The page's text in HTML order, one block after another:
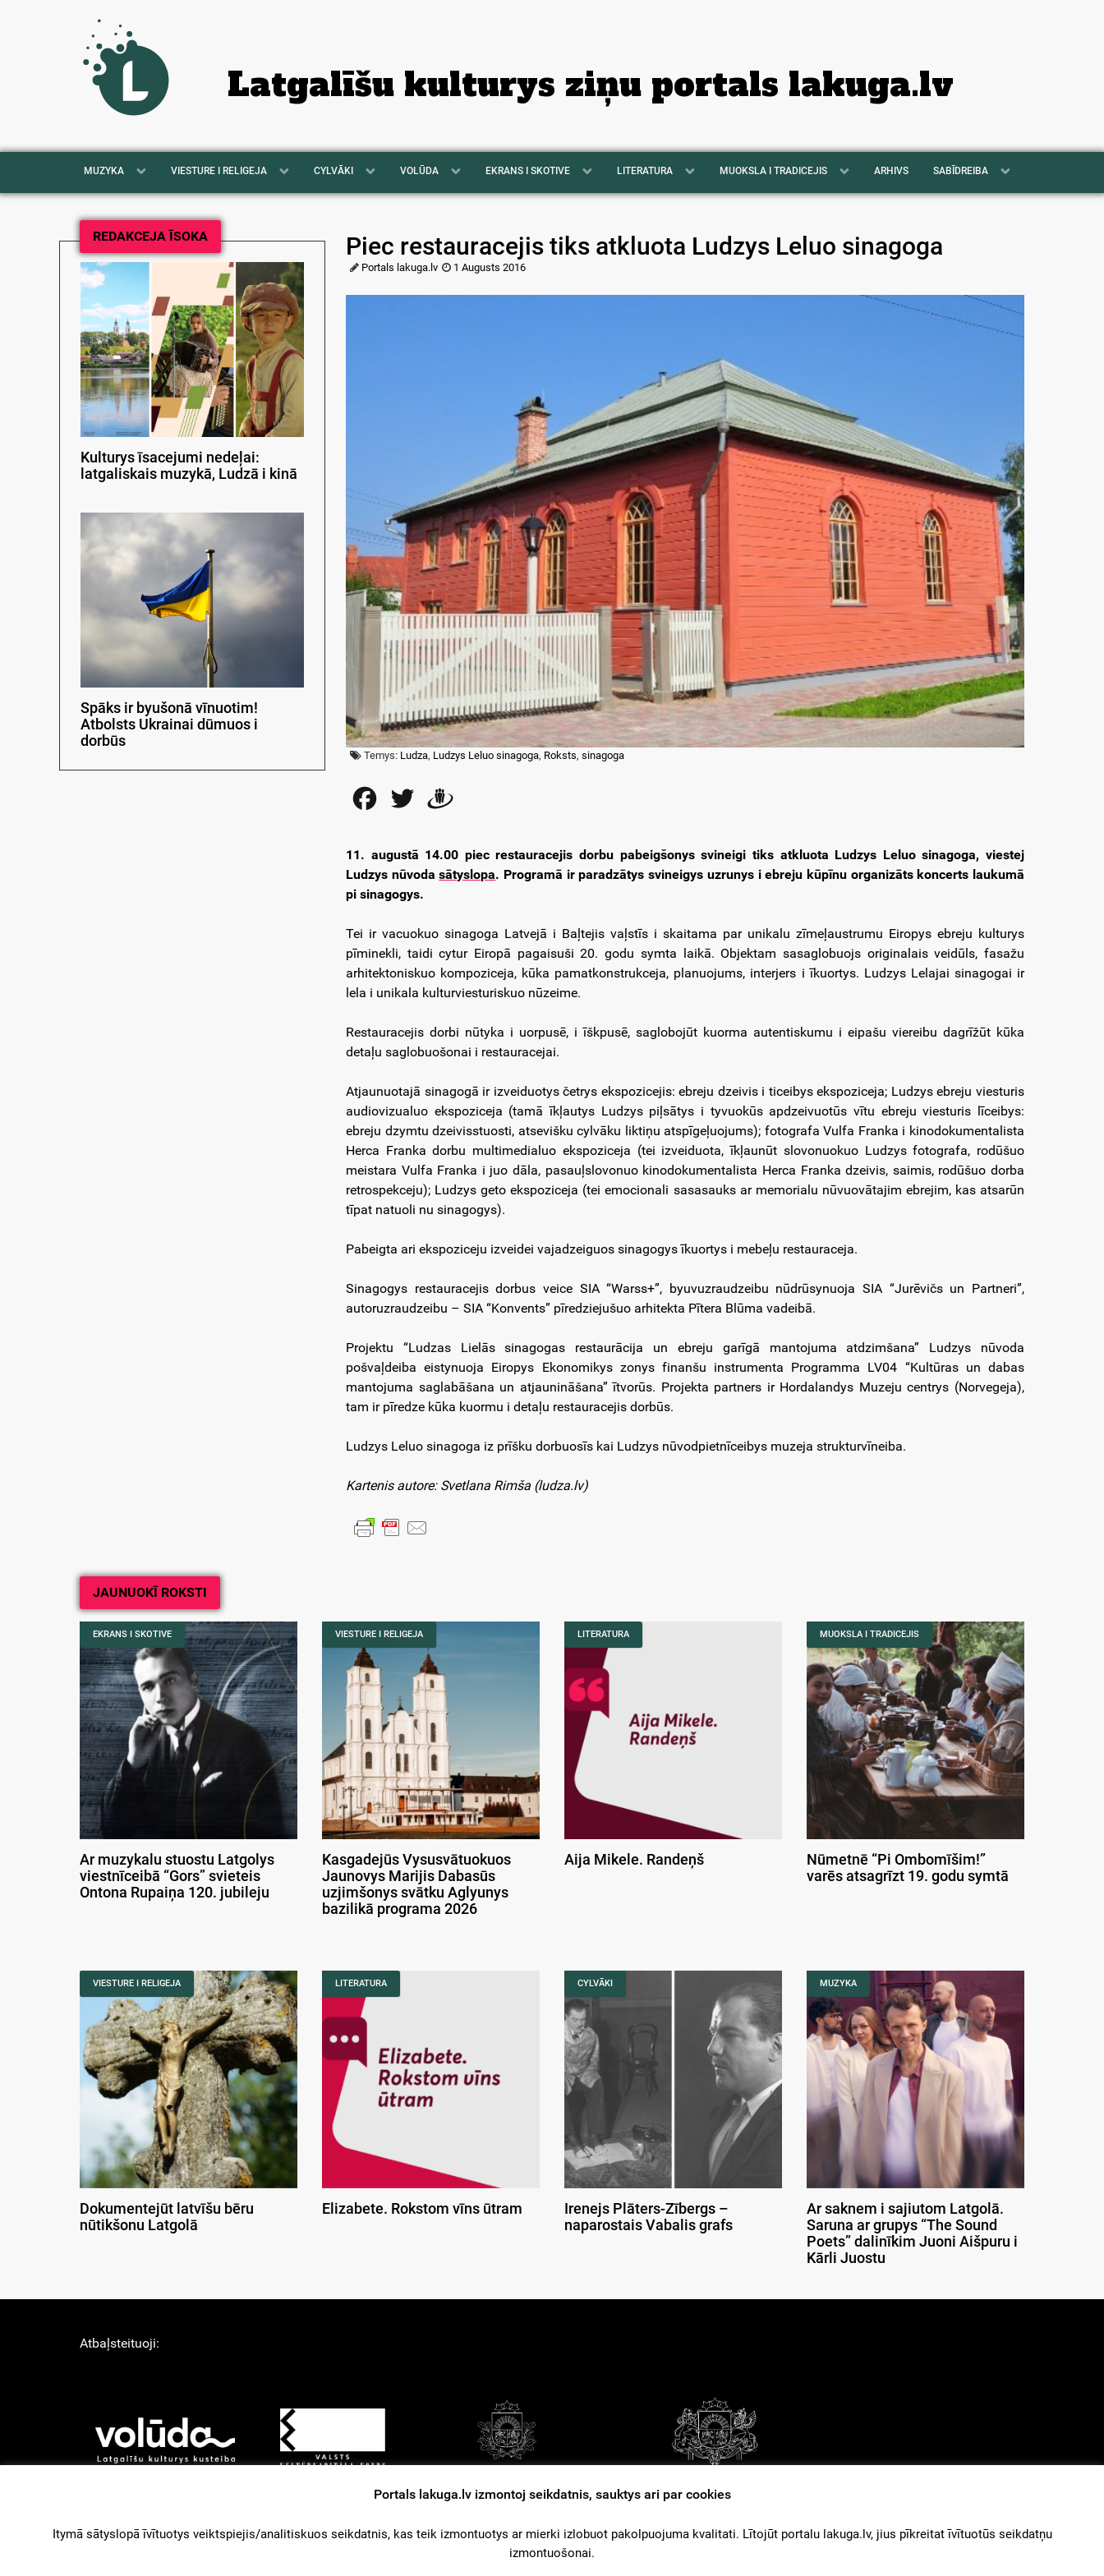
Latgalīšu kulturys ziņu portals lakuga.lv
MUZYKA VIESTURE I RELIGEJA CYLVĀKI VOLŪDA EKRANS I SKOTIVE LITERATURA MUOKSLA I TRADICEJIS ARHIVS SABĪDREIBA
REDAKCEJA ĪSOKA
Kulturys īsacejumi nedeļai:
latgaliskais muzykā, Ludzā i kinā
Spāks ir byušonā vīnuotim!
Atbolsts Ukrainai dūmuos i
dorbūs
Piec restauracejis tiks atkluota Ludzys Leluo sinagoga
Portals lakuga.lv 1 Augusts 2016
Temys: Ludza, Ludzys Leluo sinagoga, Roksts, sinagoga
FacebookTwitter
11. augustā 14.00 piec restauracejis dorbu pabeigšonys svineigi tiks atkluota Ludzys Leluo sinagoga, viestej
Ludzys nūvodasātyslopa. Programā ir paradzātys svineigys uzrunys i ebreju kūpīnu organizāts koncerts laukumā
pi sinagogys.
Tei ir vacuokuo sinagoga Latvejā i Baļtejis vaļstīs i skaitama par unikalu zīmeļaustrumu Eiropys ebreju kulturys
pīminekli, taidi cytur Eiropā pagaisuši 20. godu symta laikā. Objektam sasaglobuojs originalais veidūls, fasažu
arhitektoniskuo kompoziceja, kūka pamatkonstrukceja, planuojums, interjers i īkuortys. Ludzys Lelajai sinagogai ir
lela i unikala kulturviesturiskuo nūzeime.
Restauracejis dorbi nūtyka i uorpusē, i īškpusē, saglobojūt kuorma autentiskumu i eipašu viereibu dagrīžūt kūka
detaļu saglobuošonai i restauracejai.
Atjaunuotajā sinagogā ir izveiduotys četrys ekspozicejis: ebreju dzeivis i ticeibys ekspoziceja; Ludzys ebreju viesturis
audiovizualuo ekspoziceja (tamā īkļautys Ludzys piļsātys i tyvuokūs apdzeivuotūs vītu ebreju viesturis līceibys:
ebreju dzymtu dzeivisstuosti, atsevišku cylvāku liktiņu atspīgeļuojums); fotografa Vulfa Franka i kinodokumentalista
Herca Franka dorbu multimedialuo ekspoziceja (tei izveiduota, īkļaunūt slovonuokuo Ludzys fotografa, rodūšuo
meistara Vulfa Franka i juo dāla, pasauļslovonuo kinodokumentalista Herca Franka dzeivis, saimis, rodūšuo dorba
retrospekceju); Ludzys geto ekspoziceja (tei emocionali sasasauks ar memorialu nūvuovātajim ebrejim, kas atsarūn
tīpat natuoli nu sinagogys).
Pabeigta ari ekspoziceju izveidei vajadzeiguos sinagogys īkuortys i mebeļu restauraceja.
Sinagogys restauracejis dorbus veice SIA “Warss+”, byuvuzraudzeibu nūdrūsynuoja SIA “Jurēvičs un Partneri”,
autoruzraudzeibu – SIA “Konvents” pīredziejušuo arhitekta Pītera Blūma vadeibā.
Projektu “Ludzas Lielās sinagogas restaurācija un ebreju garīgā mantojuma atdzimšana” Ludzys nūvoda
pošvaļdeiba eistynuoja Eiropys Ekonomikys zonys finanšu instrumenta Programma LV04 “Kultūras un dabas
mantojuma saglabāšana un atjaunināšana” ītvorūs. Projekta partners ir Hordalandys Muzeju centrys (Norvegeja),
tam ir pīredze kūka kuormu i detaļu restauracejis dorbūs.
Ludzys Leluo sinagoga iz prīšku dorbuosīs kai Ludzys nūvodpietnīceibys muzeja strukturvīneiba.
Kartenis autore: Svetlana Rimša (ludza.lv)
JAUNUOKĪ ROKSTI
EKRANS I SKOTIVE
Ar muzykalu stuostu Latgolys
viestnīceibā “Gors” svieteis
Ontona Rupaiņa 120. jubileju
VIESTURE I RELIGEJA
Kasgadejūs Vysusvātuokuos
Jaunovys Marijis Dabasūs
uzjimšonys svātku Aglyunys
bazilikā programa 2026
LITERATURA
Aija Mikele. Randeņš
MUOKSLA I TRADICEJIS
Nūmetnē “Pi Ombomīšim!”
varēs atsagrīzt 19. godu symtā
VIESTURE I RELIGEJA
Dokumentejūt latvīšu bēru
nūtikšonu Latgolā
LITERATURA
Elizabete. Rokstom vīns ūtram
CYLVĀKI
Irenejs Plāters-Zībergs –
naparostais Vabalis grafs
MUZYKA
Ar saknem i sajiutom Latgolā.
Saruna ar grupys “The Sound
Poets” dalinīkim Juoni Aišpuru i
Kārli Juostu
Atbaļsteituoji:
paleidzeibu
iz augšu
Portals lakuga.lv izmontoj seikdatnis, sauktys ari par cookies
Itymā sātyslopā īvītuotys veiktspiejis/analitiskuos seikdatnis, kas teik izmontuotys ar mierki izlobuot pakolpuojuma kvalitati. Lītojūt portalu lakuga.lv, jius pīkreitat īvītuotūs seikdatņu
izmontuošonai.